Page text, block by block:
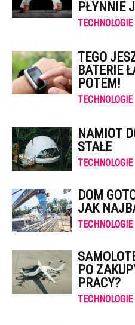
PŁYNNIE
TECHNOLOGIE
TEGO
BATERIE
POTEM!
TECHNOLOGIE
NAMIOT
STAŁE
TECHNOLOGIE
DOM
JAK
TECHNOLOGIE
PO
PRACY?
TECHNOLOGIE